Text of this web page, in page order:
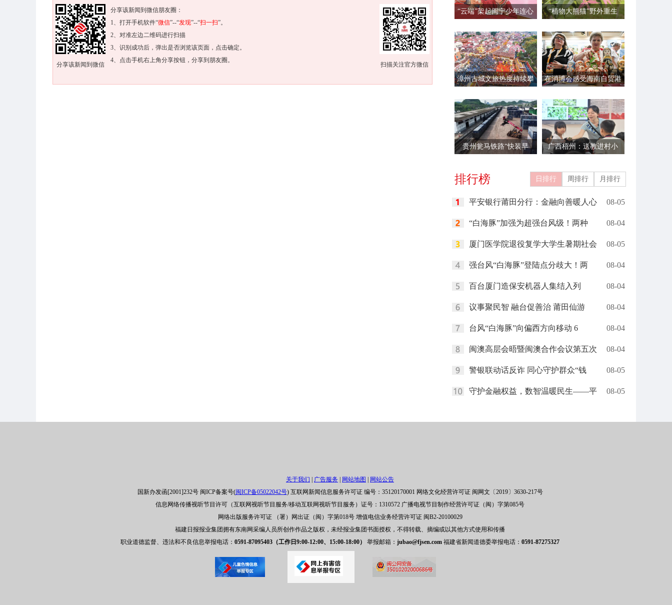
扫描关注官方微信
分享该新闻到微信
分享该新闻到微信朋友圈：
1、打开手机软件“微信”--“发现”--“扫一扫”。
2、对准左边二维码进行扫描
3、识别成功后，弹出是否浏览该页面，点击确定。
4、点击手机右上角分享按钮，分享到朋友圈。
“云端”架起闽宁少年连心
“植物大熊猫”野外重生
漳州古城文旅热度持续攀
在消博会感受海南自贸港
贵州瓮马铁路“快装早
广西梧州：送教进村小
排行榜 日排行 周排行 月排行
平安银行莆田分行：金融向善暖人心 08-05
“白海豚”加强为超强台风级！两种 08-04
厦门医学院退役复学大学生暑期社会 08-05
强台风“白海豚”登陆点分歧大！两 08-04
百台厦门造保安机器人集结入列 08-04
议事聚民智 融台促善治 莆田仙游 08-04
台风“白海豚”向偏西方向移动 6 08-04
闽澳高层会晤暨闽澳合作会议第五次 08-04
警银联动话反诈 同心守护群众“钱 08-05
守护金融权益，数智温暖民生——平 08-05